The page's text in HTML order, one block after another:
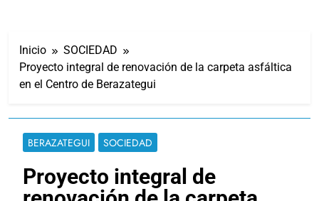
Inicio
SOCIEDAD
Proyecto integral de renovación de la carpeta asfáltica
en el Centro de Berazategui
BERAZATEGUI SOCIEDAD
Proyecto integral de